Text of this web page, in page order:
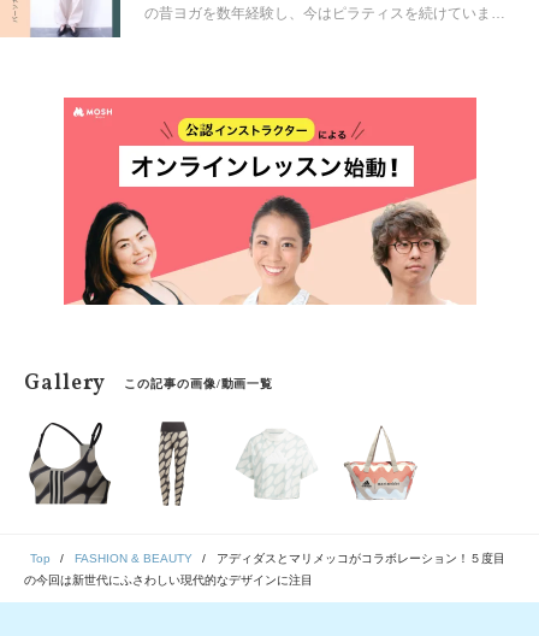
ーディネートを紹介していきます！
の昔ヨガを数年経験し、今はピラティスを続けていま
していきます。 今回はガチ愛用品のショート丈トップス
と普段に取り入れたコーディネートの紹介です！
Gallery この記事の画像/動画一覧
Top FASHION & BEAUTY
アディダスとマリメッコがコラボレーション！５度目
の今回は新世代にふさわしい現代的なデザインに注目